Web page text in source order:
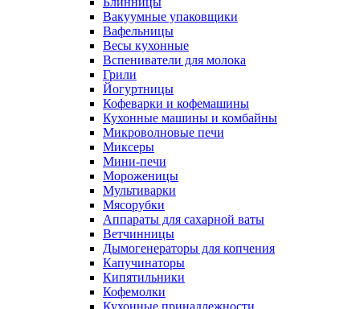
Вакуумные упаковщики
Вафельницы
Весы кухонные
Вспениватели для молока
Грили
Йогуртницы
Кофеварки и кофемашины
Кухонные машины и комбайны
Микроволновые печи
Миксеры
Мини-печи
Мороженицы
Мультиварки
Мясорубки
Аппараты для сахарной ваты
Ветчинницы
Дымогенераторы для копчения
Капучинаторы
Кипятильники
Кофемолки
Кухонные принадлежности